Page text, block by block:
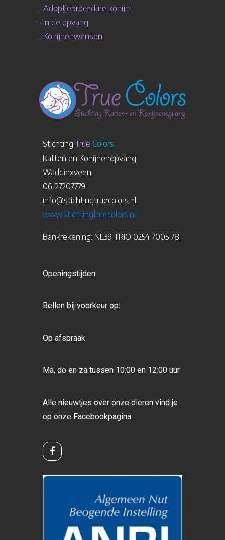
–Adoptieprocedure konijn
– In de opvang
– Konijnenwensen
Stichting True Colors
Katten en Konijnenopvang
Waddinxveen
06-27207779
info@stichtingtruecolors.nl
www.stichtingtruecolors.nl
Bankrekening: NL39 TRIO 0254 7005 78
Openingstijden:
Bellen bij voorkeur op:
Op afspraak
Ma, do en za tussen 10:00 en 12:00 uur
Alle nieuwtjes over onze dieren vind je
op onze Facebookpagina